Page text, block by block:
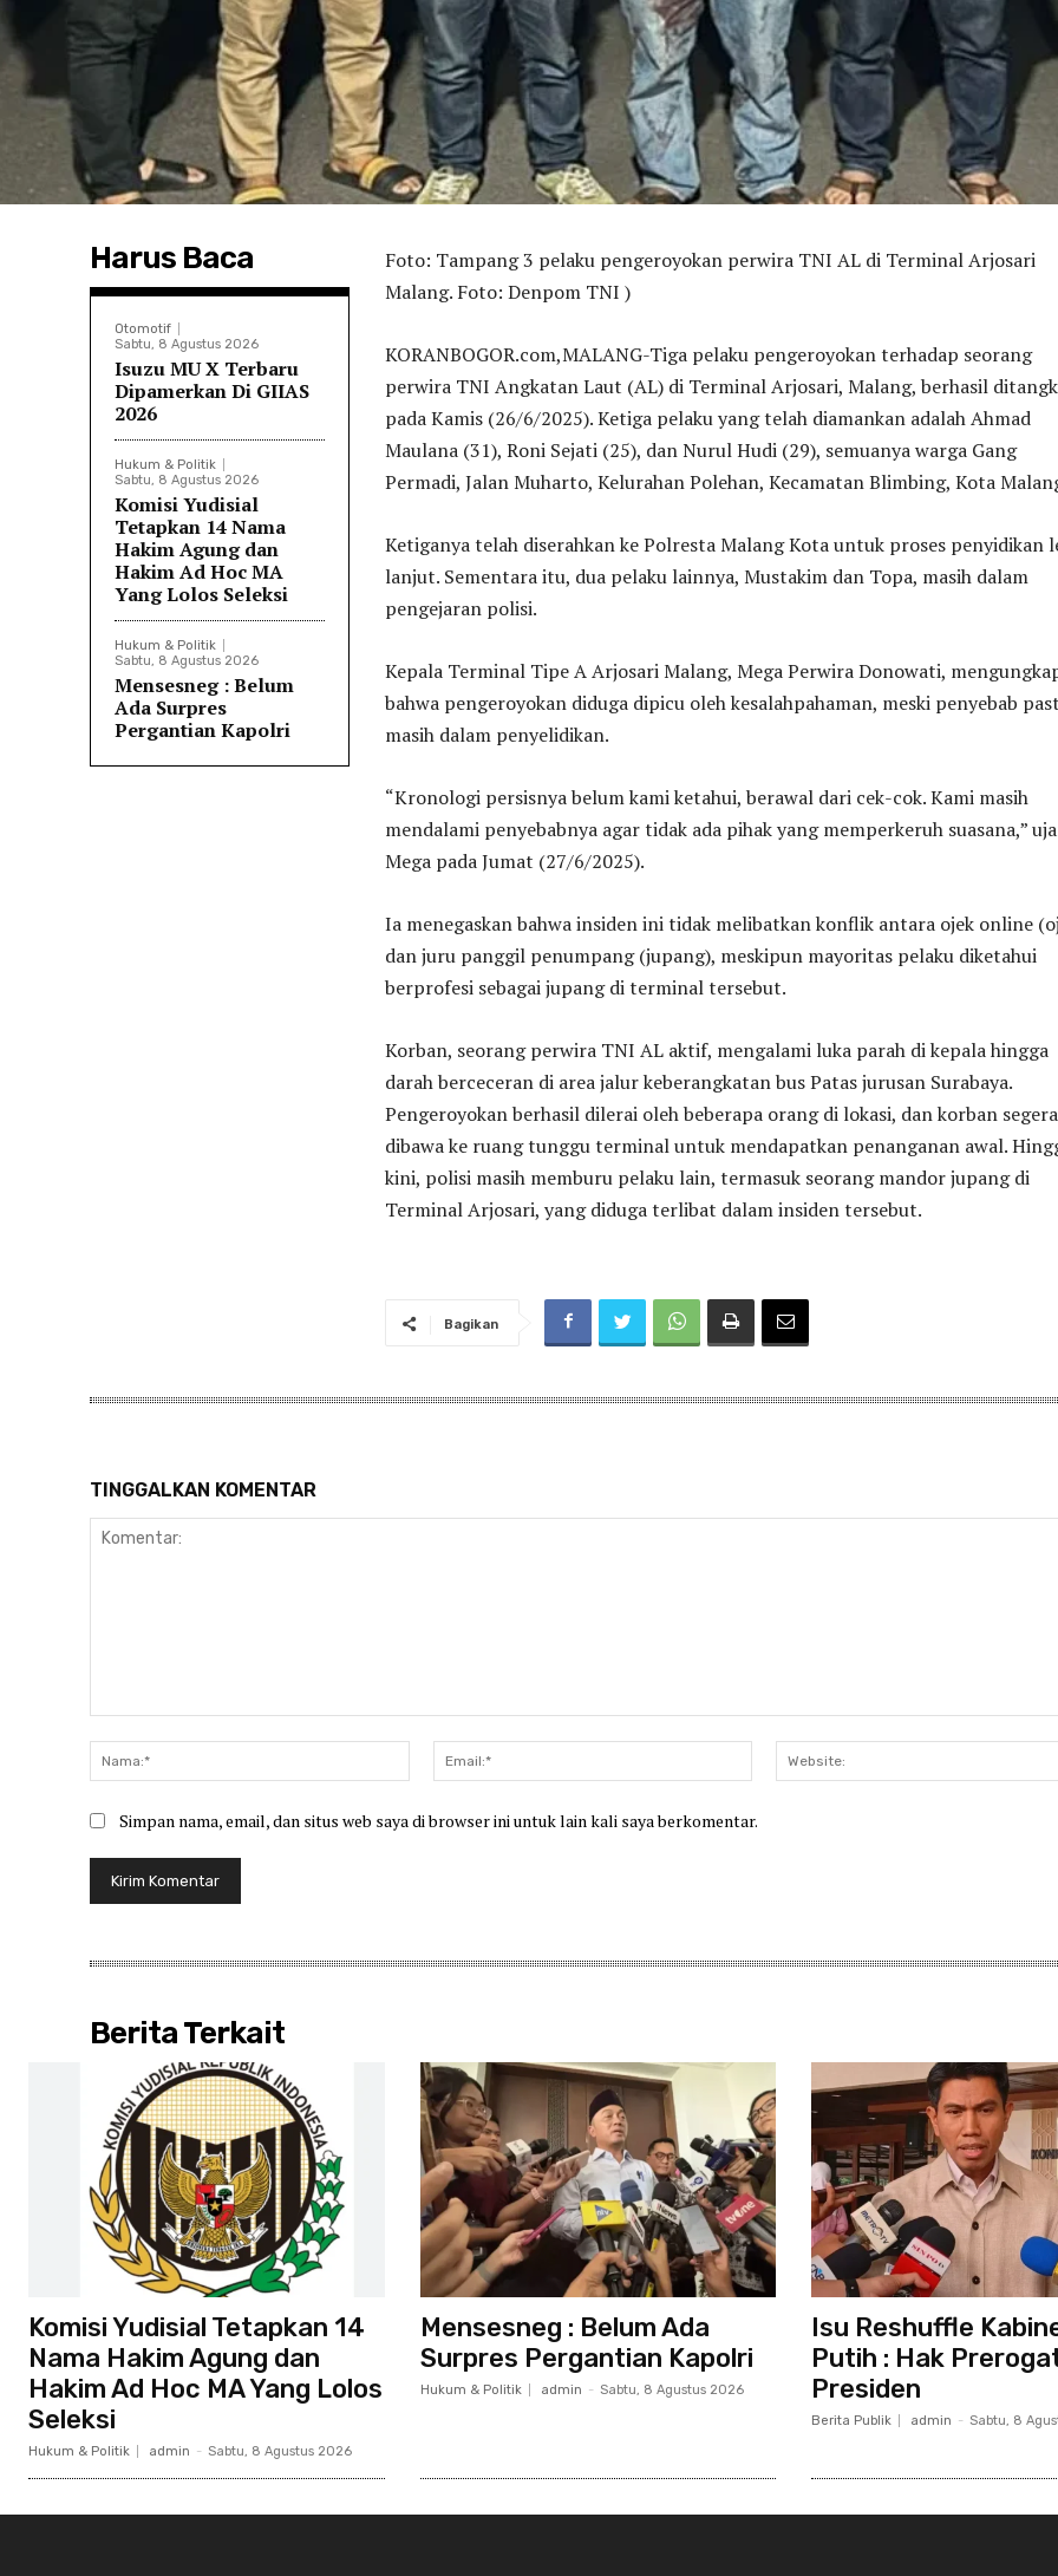
Harus Baca
Otomotif
Sabtu, 8 Agustus 2026
Isuzu MU X Terbaru
Dipamerkan Di GIIAS
2026
Hukum & Politik
Sabtu, 8 Agustus 2026
Komisi Yudisial
Tetapkan 14 Nama
Hakim Agung dan
Hakim Ad Hoc MA
Yang Lolos Seleksi
Hukum & Politik
Sabtu, 8 Agustus 2026
Mensesneg : Belum
Ada Surpres
Pergantian Kapolri
Foto: Tampang 3 pelaku pengeroyokan perwira TNI AL di Terminal Arjosari
Malang. Foto: Denpom TNI )
KORANBOGOR.com,MALANG-Tiga pelaku pengeroyokan terhadap seorang
perwira TNI Angkatan Laut (AL) di Terminal Arjosari, Malang, berhasil
pada Kamis (26/6/2025). Ketiga pelaku yang telah diamankan adalah Ahmad
Maulana (31), Roni Sejati (25), dan Nurul Hudi (29), semuanya warga Gang
Permadi, Jalan Muharto, Kelurahan Polehan, Kecamatan Blimbing, Kota
Ketiganya telah diserahkan ke Polresta Malang Kota untuk proses penyidikan
lanjut. Sementara itu, dua pelaku lainnya, Mustakim dan Topa, masih dalam
pengejaran polisi.
Kepala Terminal Tipe A Arjosari Malang, Mega Perwira Donowati,
bahwa pengeroyokan diduga dipicu oleh kesalahpahaman, meski penyebab
masih dalam penyelidikan.
“Kronologi persisnya belum kami ketahui, berawal dari cek-cok. Kami masih
mendalami penyebabnya agar tidak ada pihak yang memperkeruh suasana,”
Mega pada Jumat (27/6/2025).
Ia menegaskan bahwa insiden ini tidak melibatkan konflik antara ojek online
dan juru panggil penumpang (jupang), meskipun mayoritas pelaku diketahui
berprofesi sebagai jupang di terminal tersebut.
Korban, seorang perwira TNI AL aktif, mengalami luka parah di kepala hingga
darah berceceran di area jalur keberangkatan bus Patas jurusan Surabaya.
Pengeroyokan berhasil dilerai oleh beberapa orang di lokasi, dan korban segera
dibawa ke ruang tunggu terminal untuk mendapatkan penanganan awal.
kini, polisi masih memburu pelaku lain, termasuk seorang mandor jupang di
Terminal Arjosari, yang diduga terlibat dalam insiden tersebut.
Bagikan
TINGGALKAN KOMENTAR
Nama:*
Email:*
Simpan nama, email, dan situs web saya di browser ini untuk lain kali saya berkomentar.
Berita Terkait
Komisi Yudisial Tetapkan 14
Nama Hakim Agung dan
Hakim Ad Hoc MA Yang Lolos
Seleksi
Hukum & Politik admin - Sabtu, 8 Agustus 2026
Mensesneg : Belum Ada
Surpres Pergantian Kapolri
Hukum & Politik admin - Sabtu, 8 Agustus 2026
Isu Reshuffle
Putih : Hak
Presiden
Berita Publik admin - Sabtu, 8